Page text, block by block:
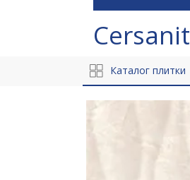
Cersanit
Каталог плитки